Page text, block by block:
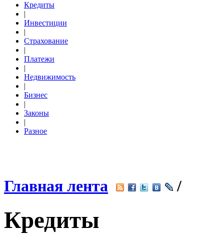
Кредиты
|
Инвестиции
|
Страхование
|
Платежи
|
Недвижимость
|
Бизнес
|
Законы
|
Разное
Главная лента /
Кредиты